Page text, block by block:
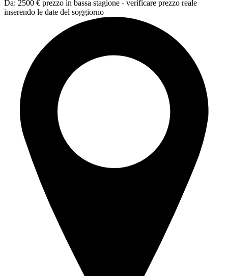
Da: 2500 € prezzo in bassa stagione - verificare prezzo reale
inserendo le date del soggiorno